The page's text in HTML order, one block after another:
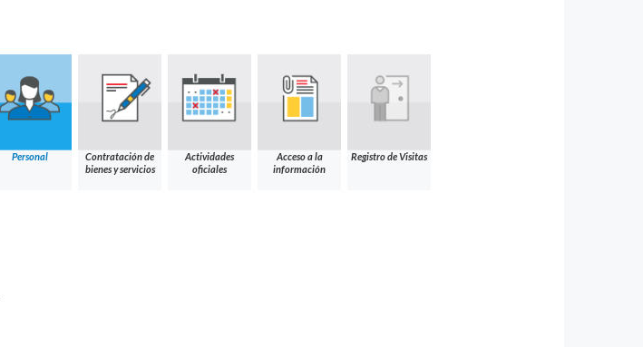
Personal
Contratación de
bienes y servicios
Actividades
oficiales
Acceso a la
información
Registro de Visitas